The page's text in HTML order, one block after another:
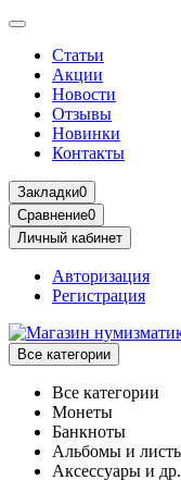
Статьи
Акции
Новости
Отзывы
Новинки
Контакты
Закладки0
Сравнение0
Личный кабинет
Авторизация
Регистрация
Все категории
Все категории
Монеты
Банкноты
Альбомы и
Аксессуары и др.